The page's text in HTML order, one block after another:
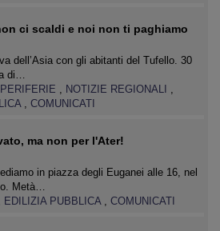
ci scaldi e noi non ti paghiamo
dell’Asia con gli abitanti del Tufello. 30
di…
PERIFERIE , NOTIZIE REGIONALI ,
, COMUNICATI
ma non per l'Ater!
in piazza degli Euganei alle 16, nel
Metà…
EDILIZIA PUBBLICA , COMUNICATI